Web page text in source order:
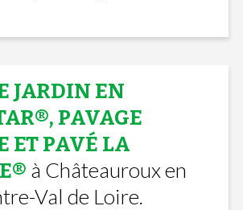
JARDIN EN
PAVAGE
ET PAVÉ LA
à Châteauroux en
Val de Loire.